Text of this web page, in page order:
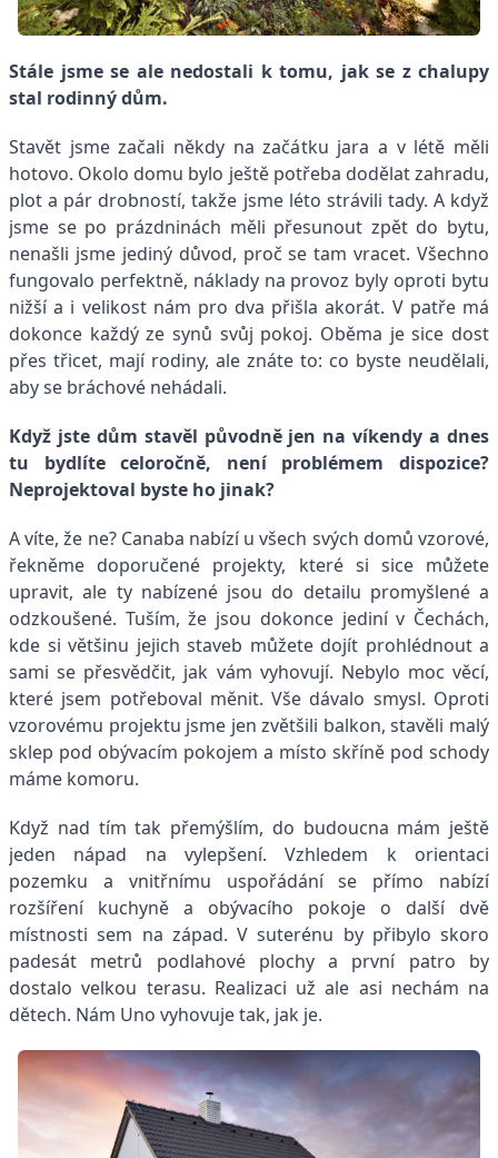
Stále jsme se ale nedostali k tomu, jak se z chalupy
stal rodinný dům.
Stavět jsme začali někdy na začátku jara a v létě měli
hotovo. Okolo domu bylo ještě potřeba dodělat zahradu,
plot a pár drobností, takže jsme léto strávili tady. A když
jsme se po prázdninách měli přesunout zpět do bytu,
nenašli jsme jediný důvod, proč se tam vracet. Všechno
fungovalo perfektně, náklady na provoz byly oproti bytu
nižší a i velikost nám pro dva přišla akorát. V patře má
dokonce každý ze synů svůj pokoj. Oběma je sice dost
přes třicet, mají rodiny, ale znáte to: co byste neudělali,
aby se bráchové nehádali.
Když jste dům stavěl původně jen na víkendy a dnes
tu bydlíte celoročně, není problémem dispozice?
Neprojektoval byste ho jinak?
A víte, že ne? Canaba nabízí u všech svých domů vzorové,
řekněme doporučené projekty, které si sice můžete
upravit, ale ty nabízené jsou do detailu promyšlené a
odzkoušené. Tuším, že jsou dokonce jediní v Čechách,
kde si většinu jejich staveb můžete dojít prohlédnout a
sami se přesvědčit, jak vám vyhovují. Nebylo moc věcí,
které jsem potřeboval měnit. Vše dávalo smysl. Oproti
vzorovému projektu jsme jen zvětšili balkon, stavěli malý
sklep pod obývacím pokojem a místo skříně pod schody
máme komoru.
Když nad tím tak přemýšlím, do budoucna mám ještě
jeden nápad na vylepšení. Vzhledem k orientaci
pozemku a vnitřnímu uspořádání se přímo nabízí
rozšíření kuchyně a obývacího pokoje o další dvě
místnosti sem na západ. V suterénu by přibylo skoro
padesát metrů podlahové plochy a první patro by
dostalo velkou terasu. Realizaci už ale asi nechám na
dětech. Nám Uno vyhovuje tak, jak je.